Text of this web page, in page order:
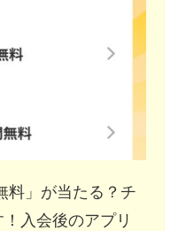
料」が当たる？チ
入会後のアプリ